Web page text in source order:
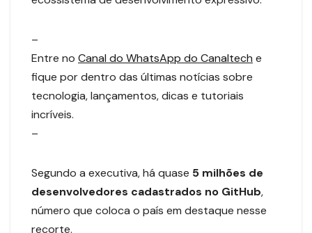
–
Entre no Canal do WhatsApp do Canaltech e
fique por dentro das últimas notícias sobre
tecnologia, lançamentos, dicas e tutoriais
incríveis.
–
Segundo a executiva, há quase 5 milhões de
desenvolvedores cadastrados no GitHub,
número que coloca o país em destaque nesse
recorte.